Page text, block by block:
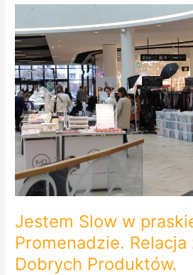
Jestem Slow w
Promenadzie. Relacja
Dobrych Produktów.
Jestem
Slow
w
praskiej
Promenadzie.
Relacja
Targów
Dobrych
Produktów.